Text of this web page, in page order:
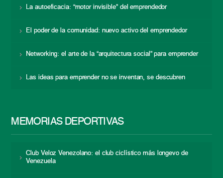
La autoeficacia: “motor invisible” del emprendedor
El poder de la comunidad: nuevo activo del emprendedor
Networking: el arte de la “arquitectura social” para emprender
Las ideas para emprender no se inventan, se descubren
MEMORIAS DEPORTIVAS
Club Veloz Venezolano: el club ciclístico más longevo de
Venezuela